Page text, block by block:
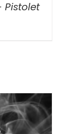
Pistolet